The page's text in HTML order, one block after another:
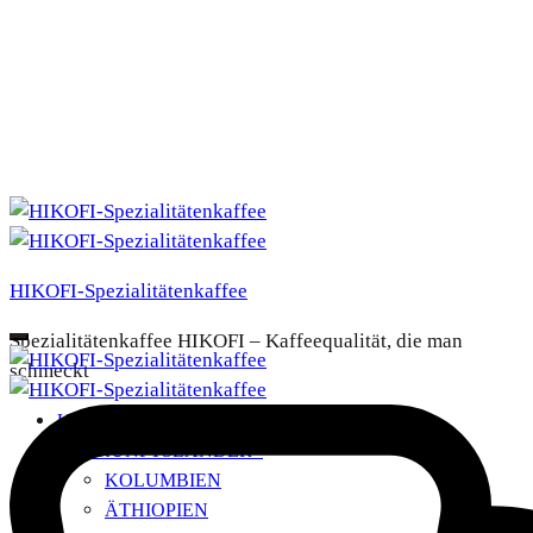
HIKOFI-Spezialitätenkaffee
Spezialitätenkaffee HIKOFI – Kaffeequalität, die man
schmeckt
UNSERE KAFFEES
HERKUNFTSLÄNDER+
KOLUMBIEN
ÄTHIOPIEN